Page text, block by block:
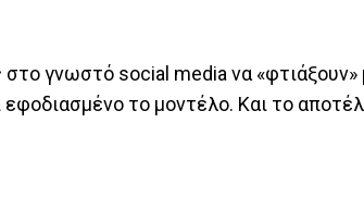
γνωστό social media να «φτιάξουν»
το μοντέλο. Και το